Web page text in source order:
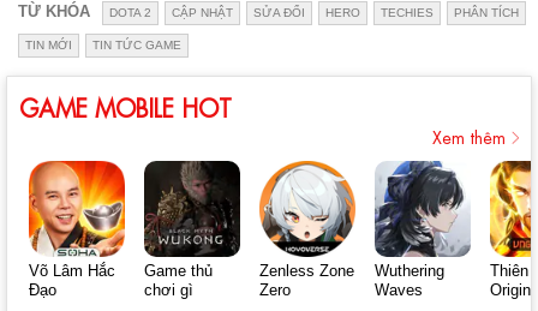
TỪ KHÓA DOTA 2 CẬP NHẬT SỬA ĐỔI HERO TECHIES PHÂN TÍCH
TIN MỚI TIN TỨC GAME
GAME MOBILE HOT
Xem thêm
Võ Lâm Hắc
Đạo
Game thủ
chơi gì
Zenless Zone
Zero
Wuthering
Waves
Thiên
Origin